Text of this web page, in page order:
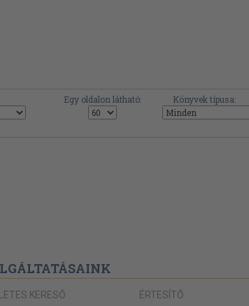
Egy oldalon látható: Könyvek típusa:
KERESŐ ÉRTESÍTŐ